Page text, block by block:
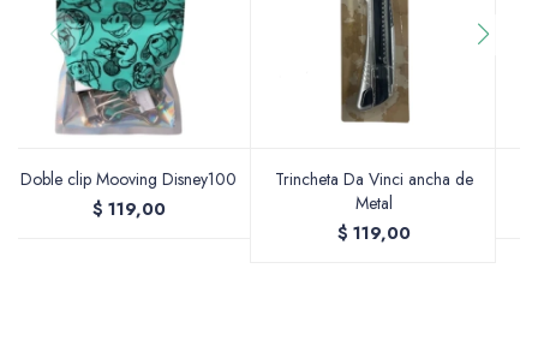
Doble clip Mooving Disney100
$ 119,00
Trincheta Da Vinci ancha de
Metal
$ 119,00
Soportes Artísticos
Pinceles